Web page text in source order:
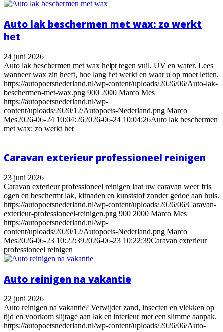
Auto lak beschermen met wax: zo werkt
het
24 juni 2026
Auto lak beschermen met wax helpt tegen vuil, UV en water. Lees
wanneer wax zin heeft, hoe lang het werkt en waar u op moet letten.
https://autopoetsnederland.nl/wp-content/uploads/2026/06/Auto-lak-
beschermen-met-wax.png 900 2000 Marco Mes
https://autopoetsnederland.nl/wp-
content/uploads/2020/12/Autopoets-Nederland.png Marco
Mes2026-06-24 10:04:262026-06-24 10:04:26Auto lak beschermen
met wax: zo werkt het
Caravan exterieur professioneel reinigen
23 juni 2026
Caravan exterieur professioneel reinigen laat uw caravan weer fris
ogen en beschermt lak, kitnaden en kunststof zonder gedoe aan huis.
https://autopoetsnederland.nl/wp-content/uploads/2026/06/Caravan-
exterieur-professioneel-reinigen.png 900 2000 Marco Mes
https://autopoetsnederland.nl/wp-
content/uploads/2020/12/Autopoets-Nederland.png Marco
Mes2026-06-23 10:22:392026-06-23 10:22:39Caravan exterieur
professioneel reinigen
Auto reinigen na vakantie
22 juni 2026
Auto reinigen na vakantie? Verwijder zand, insecten en vlekken op
tijd en voorkom slijtage aan lak en interieur met een slimme aanpak.
https://autopoetsnederland.nl/wp-content/uploads/2026/06/Auto-